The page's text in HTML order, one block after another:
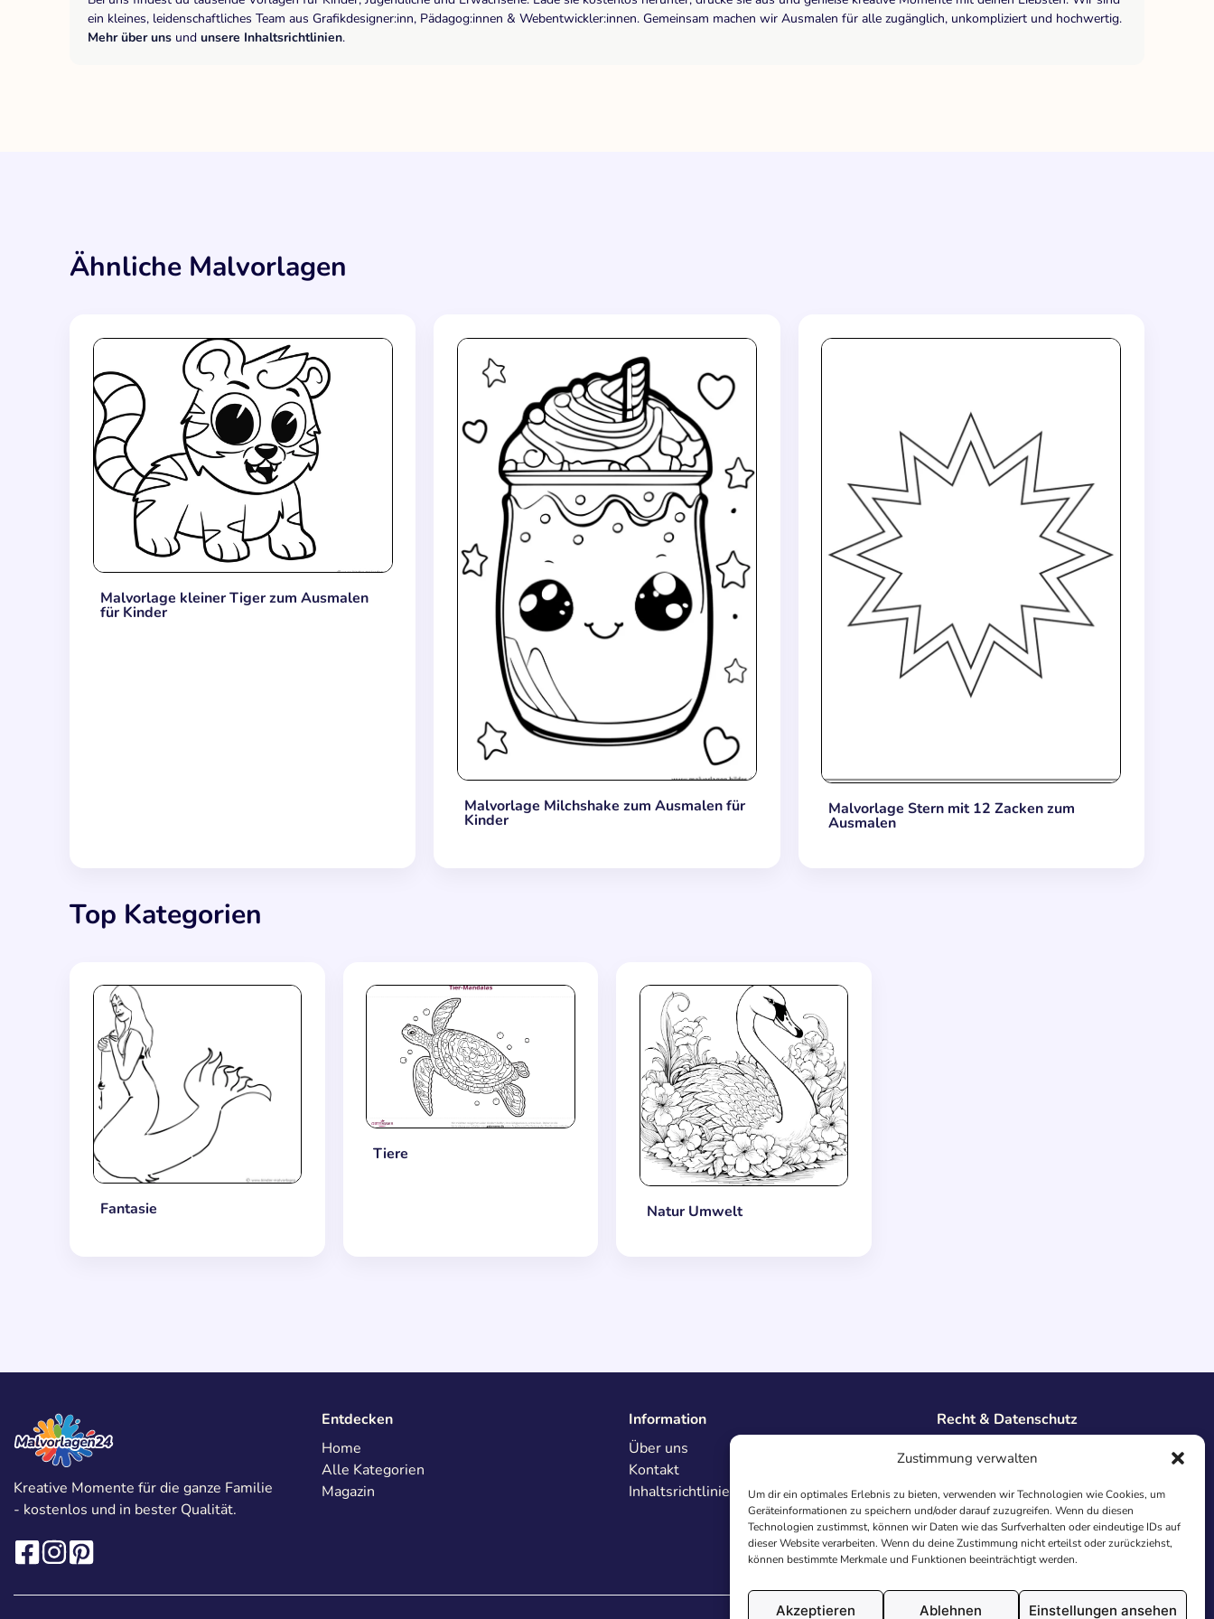
Zustimmung verwalten
Um dir ein optimales Erlebnis zu bieten, verwenden wir Technologien wie Cookies, um
Geräteinformationen zu speichern und/oder darauf zuzugreifen. Wenn du diesen
Technologien zustimmst, können wir Daten wie das Surfverhalten oder eindeutige IDs auf
dieser Website verarbeiten. Wenn du deine Zustimmung nicht erteilst oder zurückziehst,
können bestimmte Merkmale und Funktionen beeinträchtigt werden.
Akzeptieren Ablehnen Einstellungen ansehen
ein kleines, leidenschaftliches Team aus Grafikdesigner:inn, Pädagog:innen & Webentwickler:innen. Gemeinsam machen wir Ausmalen für alle zugänglich, unkompliziert und hochwertig.
Mehr über uns und unsere Inhaltsrichtlinien.
Ähnliche Malvorlagen
Malvorlage kleiner Tiger zum Ausmalen
für Kinder
Malvorlage Milchshake zum Ausmalen für
Kinder
Malvorlage Stern mit 12 Zacken zum
Ausmalen
Top Kategorien
Fantasie
Tiere
Natur Umwelt
Kreative Momente für die ganze Familie
- kostenlos und in bester Qualität.
Entdecken
Home
Alle Kategorien
Magazin
Information
Über uns
Kontakt
Inhaltsrichtlinien
Recht & Datenschutz
Datenschutz
AGB
Cookies